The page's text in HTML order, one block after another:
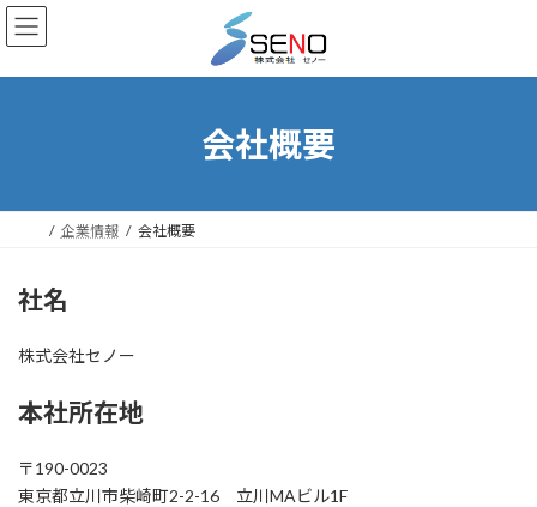
コ
ン
ン
ナ
ビ
ー
会社概要
企業情報 会社概要
社名
株式会社セノー
本社所在地
〒190-0023
東京都立川市柴崎町2-2-16 立川MAビル1F